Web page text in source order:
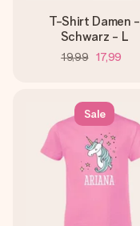
T-Shirt Damen -
Schwarz - L
19,99 17,99
Sale